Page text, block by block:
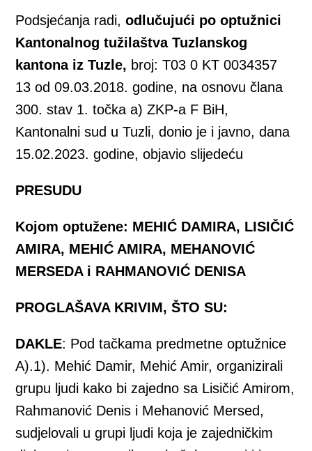
Podsjećanja radi,odlučujući po optužnici
Kantonalnog tužilaštva Tuzlanskog
kantona iz Tuzle, broj: T03 0 KT 0034357
13 od 09.03.2018. godine, na osnovu člana
300. stav 1. točka a) ZKP-a F BiH,
Kantonalni sud u Tuzli, donio je i javno, dana
15.02.2023. godine, objavio slijedeću
PRESUDU
Kojom optužene: MEHIĆ DAMIRA, LISIČIĆ
AMIRA, MEHIĆ AMIRA, MEHANOVIĆ
MERSEDA i RAHMANOVIĆ DENISA
PROGLAŠAVA KRIVIM, ŠTO SU:
DAKLE: Pod tačkama predmetne optužnice
A).1). Mehić Damir, Mehić Amir, organizirali
grupu ljudi kako bi zajedno sa Lisičić Amirom,
Rahmanović Denis i Mehanović Mersed,
sudjelovali u grupi ljudi koja je zajedničkim